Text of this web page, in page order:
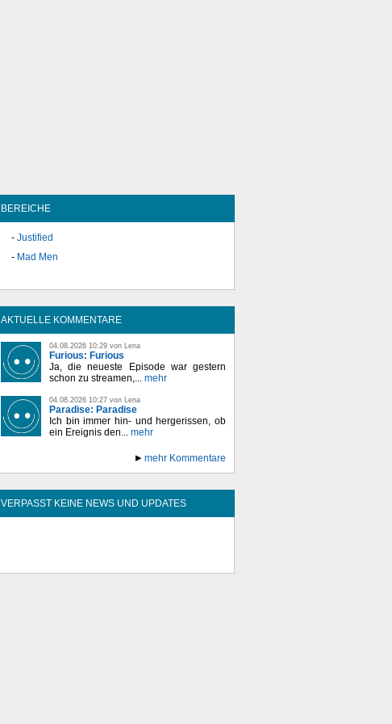
BEREICHE
Justified
Mad Men
AKTUELLE KOMMENTARE
04.08.2026 10:29 von Lena
Furious: Furious
Ja, die neueste Episode war gestern
schon zu streamen,... mehr
04.08.2026 10:27 von Lena
Paradise: Paradise
Ich bin immer hin- und hergerissen, ob
ein Ereignis den... mehr
mehr Kommentare
VERPASST KEINE NEWS UND UPDATES